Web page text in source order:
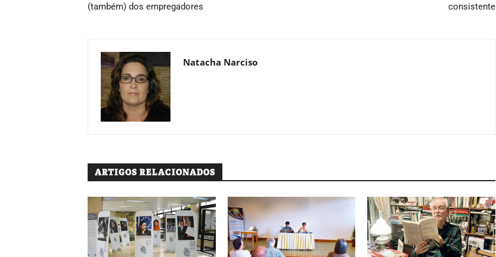
(também) dos empregadores
consistente
Natacha Narciso
ARTIGOS RELACIONADOS